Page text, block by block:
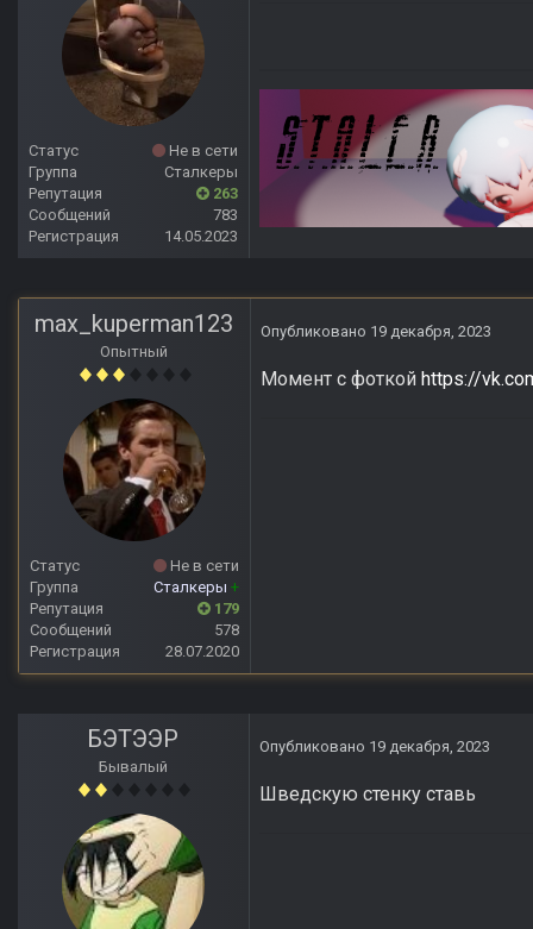
Статус
Не в сети
Группа
Сталкеры
Репутация
263
Сообщений
783
Регистрация
14.05.2023
max_kuperman123
Опытный
Статус
Не в сети
Группа
Сталкеры +
Репутация
179
Сообщений
578
Регистрация
28.07.2020
Опубликовано 19 декабря, 2023
Момент с фоткой https://
БЭТЭЭР
Бывалый
Опубликовано 19 декабря, 2023
Шведскую стенку ставь